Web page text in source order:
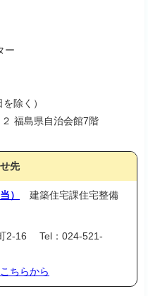
ー
除く）
福島県自治会館7階
先
）
建築住宅課住宅整備
2-16 Tel：024-521-
ちらから